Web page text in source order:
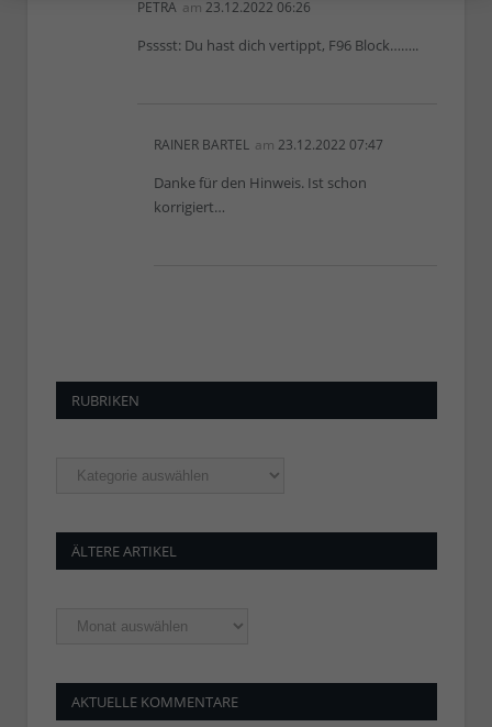
PETRA am 23.12.2022 06:26
Psssst: Du hast dich vertippt, F96 Block……..
RAINER BARTEL am 23.12.2022 07:47
Danke für den Hinweis. Ist schon
korrigiert…
RUBRIKEN
Rubriken
ÄLTERE ARTIKEL
Ältere
Artikel
AKTUELLE KOMMENTARE